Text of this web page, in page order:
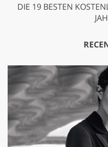
DIE 19 BESTEN